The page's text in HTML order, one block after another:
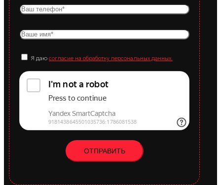
Я даю согласие на обработку персональных данных.